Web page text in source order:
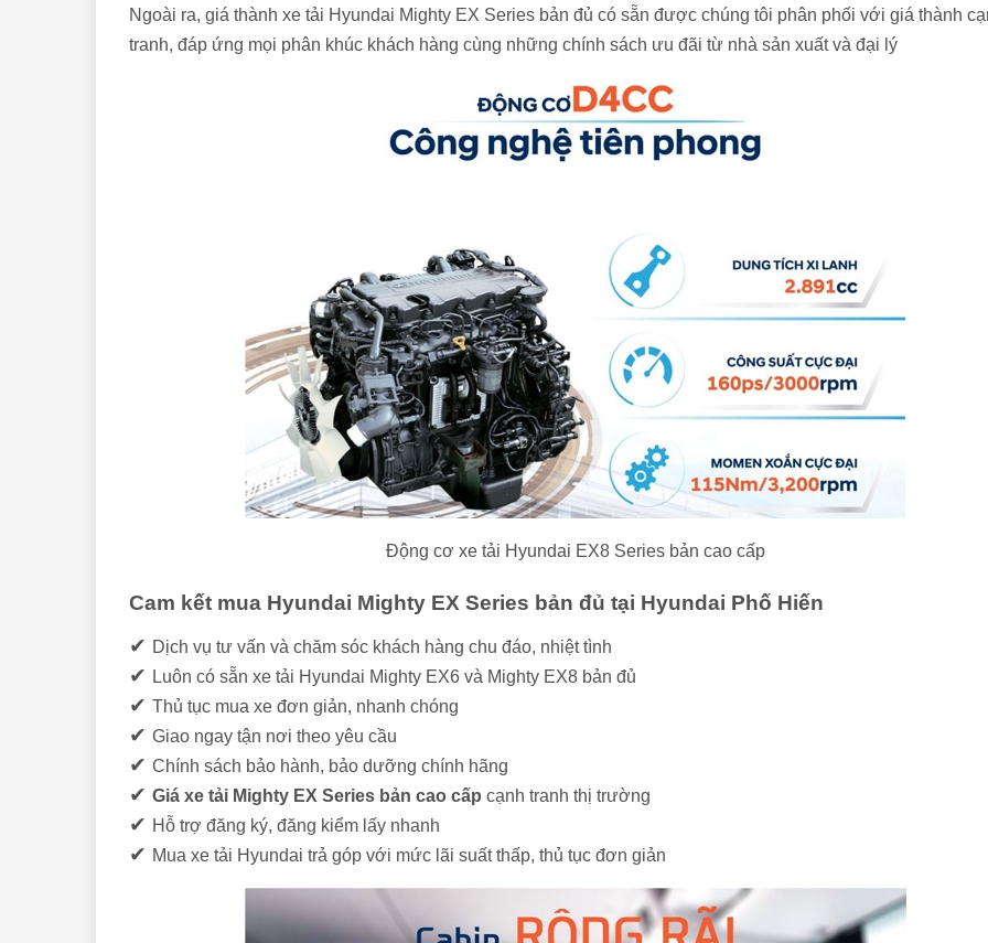
Ngoài ra, giá thành xe tải Hyundai Mighty EX Series bản đủ có sẵn được chúng tôi phân phối với giá thành
tranh, đáp ứng mọi phân khúc khách hàng cùng những chính sách ưu đãi từ nhà sản xuất và đại lý
Động cơ xe tải Hyundai EX8 Series bản cao cấp
Cam kết mua Hyundai Mighty EX Series bản đủ tại Hyundai Phố Hiến
✔ Dịch vụ tư vấn và chăm sóc khách hàng chu đáo, nhiệt tình
✔ Luôn có sẵn xe tải Hyundai Mighty EX6 và Mighty EX8 bản đủ
✔ Thủ tục mua xe đơn giản, nhanh chóng
✔ Giao ngay tận nơi theo yêu cầu
✔ Chính sách bảo hành, bảo dưỡng chính hãng
✔ Giá xe tải Mighty EX Series bản cao cấp cạnh tranh thị trường
✔ Hỗ trợ đăng ký, đăng kiểm lấy nhanh
✔ Mua xe tải Hyundai trả góp với mức lãi suất thấp, thủ tục đơn giản